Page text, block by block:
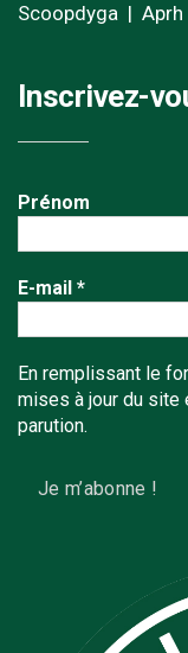
Scoopdyga | Aprh
Inscrivez-
Prénom
E-mail *
En remplissant le
mises à jour du site
parution.